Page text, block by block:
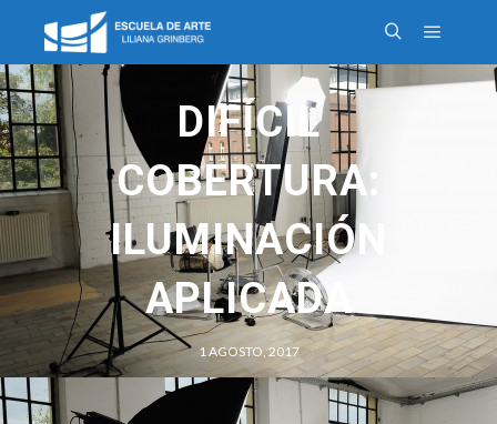
DIFÍCIL
COBERTURA:
ILUMINACIÓN
APLICADA
1 AGOSTO, 2017